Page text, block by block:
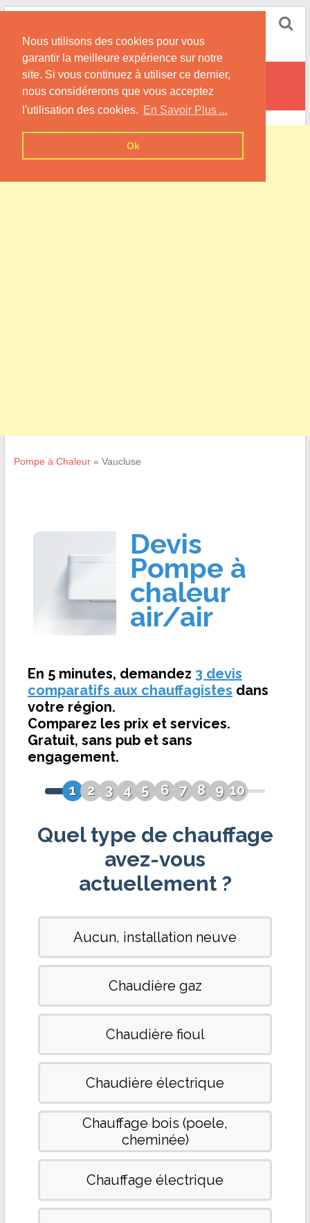
Nous utilisons des cookies pour vous
garantir la meilleure expérience sur notre
site. Si vous continuez à utiliser ce dernier,
nous considérerons que vous acceptez
l'utilisation des cookies. En Savoir Plus ...
Ok
Skip
content
Informations sur les Pompes à Chaleur
Vaucluse
Pompe à Chaleur» Vaucluse